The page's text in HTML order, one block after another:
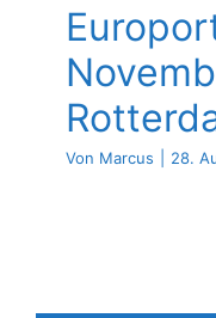
Von Marcus 28.